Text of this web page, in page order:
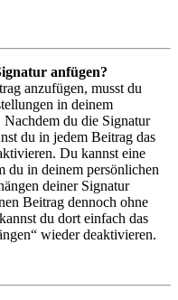
anfügen?
anzufügen, musst du
in deinem
du die Signatur
du in jedem Beitrag das
Du kannst eine
du in deinem persönlichen
deiner Signatur
Beitrag dennoch ohne
du dort einfach das
wieder deaktivieren.